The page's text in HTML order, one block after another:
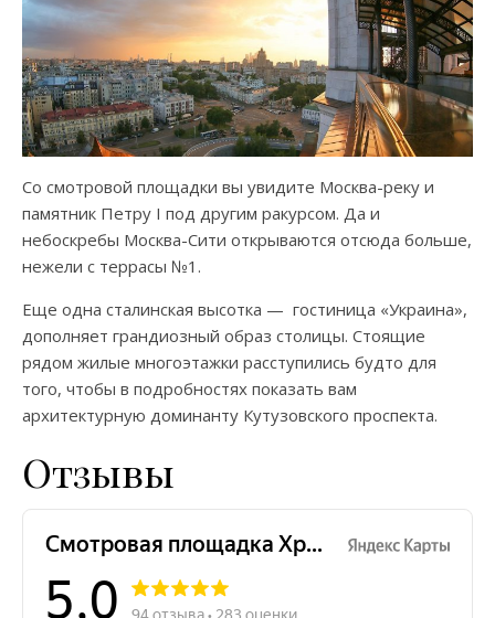
Со смотровой площадки вы увидите Москва-реку и
памятник Петру I под другим ракурсом. Да и
небоскребы Москва-Сити открываются отсюда больше,
нежели с террасы №1.
Еще одна сталинская высотка — гостиница «Украина»,
дополняет грандиозный образ столицы. Стоящие
рядом жилые многоэтажки расступились будто для
того, чтобы в подробностях показать вам
архитектурную доминанту Кутузовского проспекта.
Отзывы